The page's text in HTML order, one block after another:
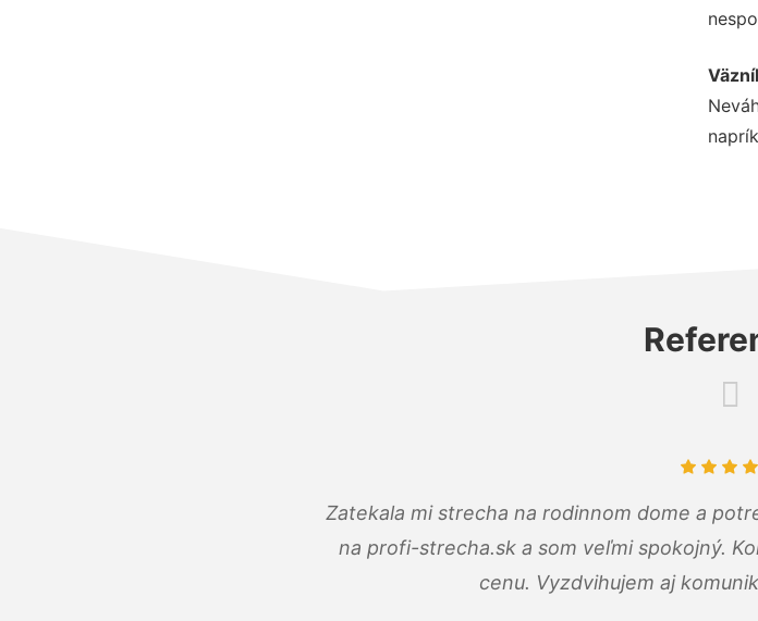
Zatekala mi strecha na rodinnom dome a
na profi-strecha.sk a som veľmi spokojný.
cenu. Vyzdvihujem aj